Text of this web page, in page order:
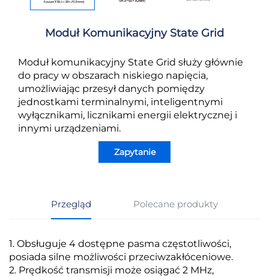
Moduł Komunikacyjny State Grid
Moduł komunikacyjny State Grid służy głównie
do pracy w obszarach niskiego napięcia,
umożliwiając przesył danych pomiędzy
jednostkami terminalnymi, inteligentnymi
wyłącznikami, licznikami energii elektrycznej i
innymi urządzeniami.
Zapytanie
Przegląd Polecane produkty
1. Obsługuje 4 dostępne pasma częstotliwości,
posiada silne możliwości przeciwzakłóceniowe.
2. Prędkość transmisji może osiągać 2 MHz,